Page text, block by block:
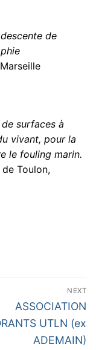
de
Marseille
surfaces à
vivant, pour la
le fouling marin.
Toulon,
NEXT
Next
post:
ASSOCIATION
UTLN (ex
ADEMAIN)